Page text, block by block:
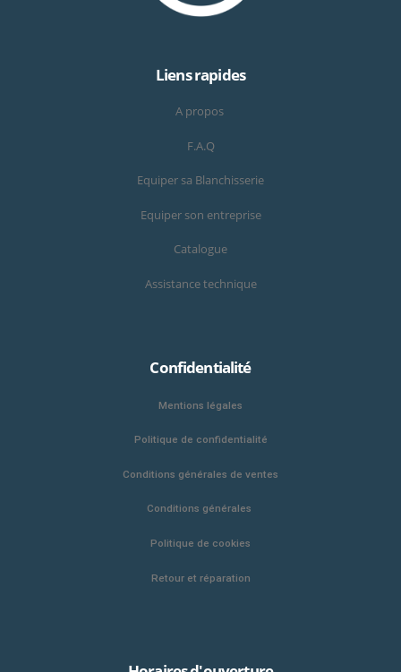
Liens rapides
A propos
F.A.Q
Equiper sa Blanchisserie
Equiper son entreprise
Catalogue
Assistance technique
Confidentialité
Mentions légales
Politique de confidentialité
Conditions générales de ventes
Conditions générales
Politique de cookies
Retour et réparation